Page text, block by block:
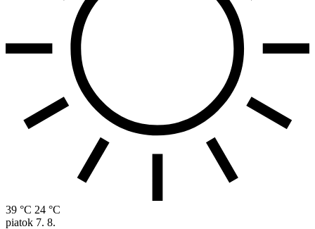
39 °C 24 °C
piatok 7. 8.